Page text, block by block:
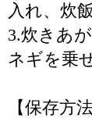
入れ、炊
3.炊きあ
ネギを乗
【保存方法